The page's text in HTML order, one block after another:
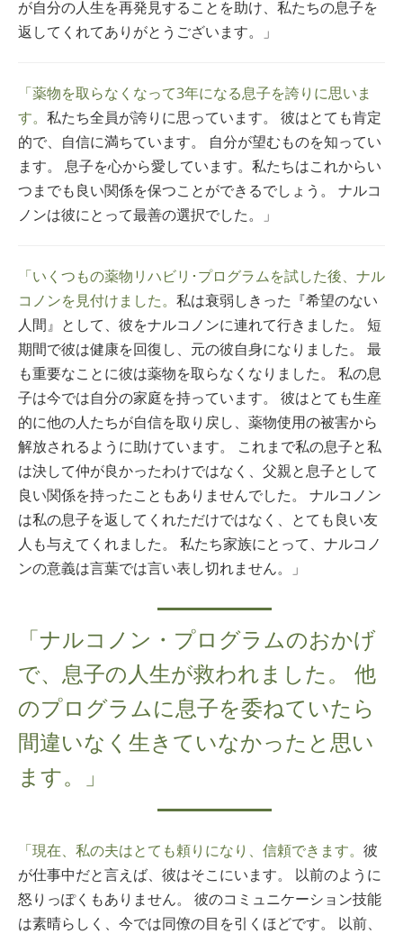
が自分の人生を再発見することを助け、私たちの息子を
返してくれてありがとうございます。」
「薬物を取らなくなって3年になる息子を誇りに思いま
す。 私たち全員が誇りに思っています。 彼はとても肯定
的で、自信に満ちています。 自分が望むものを知ってい
ます。 息子を心から愛しています。私たちはこれからい
つまでも良い関係を保つことができるでしょう。 ナルコ
ノンは彼にとって最善の選択でした。」
「いくつもの薬物リハビリ･プログラムを試した後、ナル
コノンを見付けました。 私は衰弱しきった『希望のない
人間』として、彼をナルコノンに連れて行きました。 短
期間で彼は健康を回復し、元の彼自身になりました。 最
も重要なことに彼は薬物を取らなくなりました。 私の息
子は今では自分の家庭を持っています。 彼はとても生産
的に他の人たちが自信を取り戻し、薬物使用の被害から
解放されるように助けています。 これまで私の息子と私
は決して仲が良かったわけではなく、父親と息子として
良い関係を持ったこともありませんでした。 ナルコノン
は私の息子を返してくれただけではなく、とても良い友
人も与えてくれました。 私たち家族にとって、ナルコノ
ンの意義は言葉では言い表し切れません。」
「ナルコノン・プログラムのおかげ
で、息子の人生が救われました。 他
のプログラムに息子を委ねていたら
間違いなく生きていなかったと思い
ます。」
「現在、私の夫はとても頼りになり、信頼できます。 彼
が仕事中だと言えば、彼はそこにいます。 以前のように
怒りっぽくもありません。 彼のコミュニケーション技能
は素晴らしく、今では同僚の目を引くほどです。 以前、